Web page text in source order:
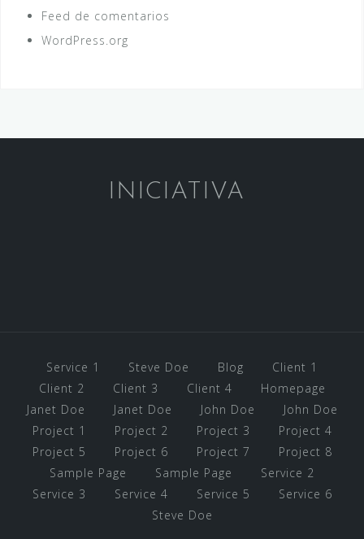
Feed de comentarios
WordPress.org
INICIATIVA
Service 1 Steve Doe Blog
Client 1
Client 2
Client 3 Client 4
Homepage
Janet Doe
Janet Doe John Doe
John Doe
Project 1
Project 2 Project 3
Project 4
Project 5
Project 6 Project 7
Project 8
Sample Page
Sample Page
Service 2
Service 3
Service 4 Service 5
Service 6
Steve Doe